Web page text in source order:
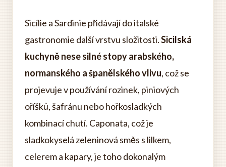
Sicílie a Sardinie přidávají do italské
gastronomie další vrstvu složitosti.Sicilská
kuchyně nese silné stopy arabského,
normanského a španělského vlivu, což se
projevuje v používání rozinek, piniových
oříšků, šafránu nebo hořkosladkých
kombinací chutí. Caponata, což je
sladkokyselá zeleninová směs s lilkem,
celerem a kapary, je toho dokonalým